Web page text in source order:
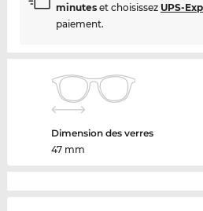
minuteset choisissez UPS-
paiement.
Dimension des verres
47 mm